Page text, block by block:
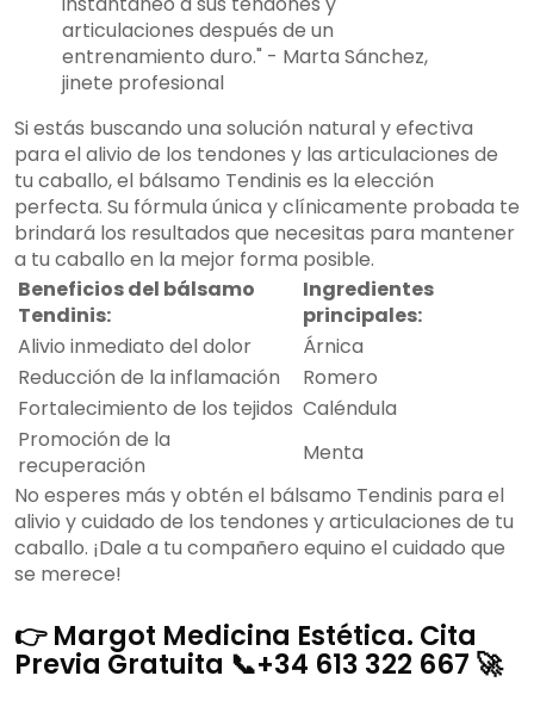
articulaciones después de un
entrenamiento duro." - Marta Sánchez,
jinete profesional
Si estás buscando una solución natural y efectiva
para el alivio de los tendones y las articulaciones de
tu caballo, el bálsamo Tendinis es la elección
perfecta. Su fórmula única y clínicamente probada te
brindará los resultados que necesitas para mantener
a tu caballo en la mejor forma posible.
Beneficios del bálsamo
Tendinis:
Ingredientes
principales:
Alivio inmediato del dolor
Árnica
Reducción de la inflamación
Romero
Fortalecimiento de los tejidos Caléndula
Promoción de la
recuperación
Menta
No esperes más y obtén el bálsamo Tendinis para el
alivio y cuidado de los tendones y articulaciones de tu
caballo. ¡Dale a tu compañero equino el cuidado que
se merece!
👉 Margot Medicina Estética. Cita
Previa Gratuita 📞+34 613 322 667 🚀